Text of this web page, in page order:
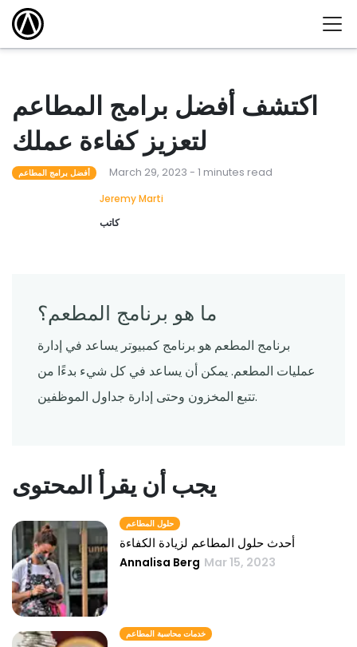
اكتشف أفضل برامج المطاعم
لتعزيز كفاءة عملك
أفضل برامج المطاعم
March 29, 2023 - 1 minutes read
Jeremy Marti
كاتب
ما هو برنامج المطعم؟
برنامج المطعم هو برنامج كمبيوتر يساعد في إدارة
عمليات المطعم. يمكن أن يساعد في كل شيء بدءًا من
تتبع المخزون وحتى إدارة جداول الموظفين.
يجب أن يقرأ المحتوى
حلول المطاعم
أحدث حلول المطاعم لزيادة الكفاءة
Annalisa Berg Mar 15, 2023
خدمات محاسبة المطاعم